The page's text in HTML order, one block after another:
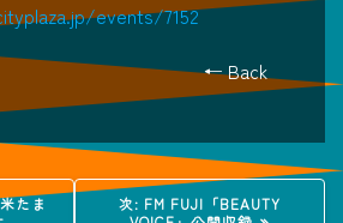
events/7152
← Back
たま
次: 次
FM FUJI「BEAUTY